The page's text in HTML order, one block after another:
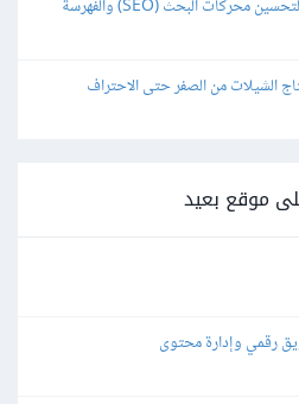
الشيلات من الصفر حتى الاحتراف
موقع بعيد
رقمي وإدارة محتوى